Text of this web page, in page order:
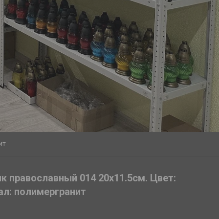
православный 014 20х11.5см. Цвет:
полимергранит